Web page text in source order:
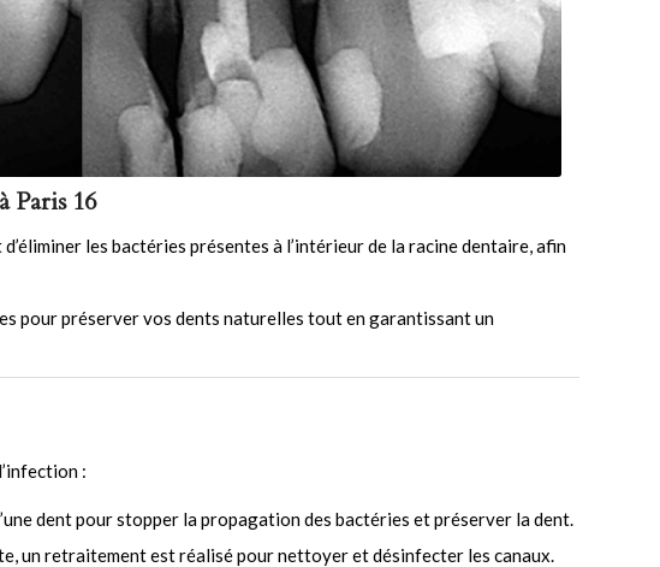
Paris 16
les bactéries présentes à l’intérieur de la racine dentaire, afin
pour préserver vos dents naturelles tout en garantissant un
:
dent pour stopper la propagation des bactéries et préserver la dent.
un retraitement est réalisé pour nettoyer et désinfecter les canaux.